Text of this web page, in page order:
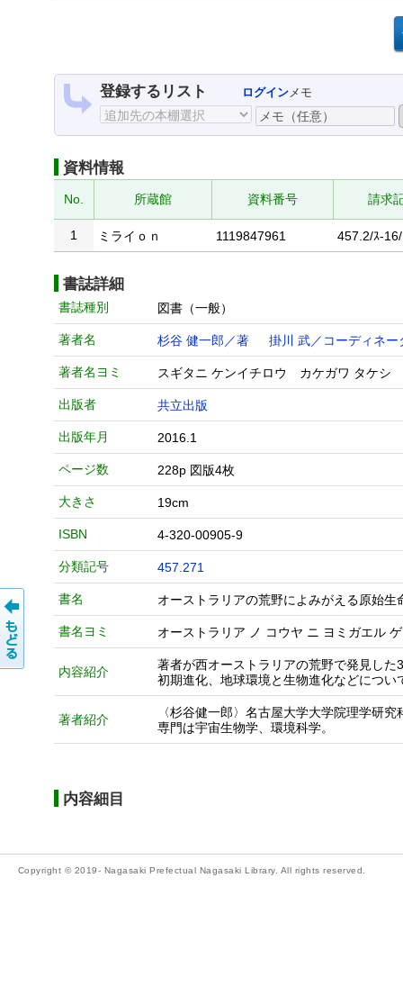
登録するリスト ログインメモ
資料情報
No. 所蔵館 資料番号 請求
1 ミライｏｎ 1119847961 457.2/ｽ-16/
書誌詳細
書誌種別 図書（一般）
著者名 杉谷 健一郎／著 掛川 武／コーディネー
著者名ヨミ スギタニ ケンイチロウ カケガワ タケシ
出版者 共立出版
出版年月 2016.1
ページ数 228p 図版4枚
大きさ 19cm
ISBN 4-320-00905-9
分類記号 457.271
書名 オーストラリアの荒野によみがえる原始
書名ヨミ オーストラリア ノ コウヤ ニ ヨミガエル
内容紹介
著者が西オーストラリアの荒野で発見し
初期進化、地球環境と生物進化などについ
著者紹介
〈杉谷健一郎〉名古屋大学大学院理学研
専門は宇宙生物学、環境科学。
内容細目
Copyright © 2019- Nagasaki Prefectual Nagasaki Library. All rights reserved.